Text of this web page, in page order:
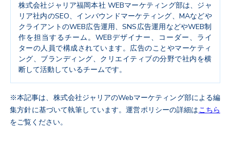
株式会社ジャリア福岡本社 WEBマーケティング部は、ジャ
リア社内のSEO、インバウンドマーケティング、MAなどや
クライアントのWEB広告運用、SNS広告運用などやWEB制
作を担当するチーム。WEBデザイナー、コーダー、ライ
ターの人員で構成されています。広告のことやマーケティ
ング、ブランディング、クリエイティブの分野で社内を横
断して活動しているチームです。
※本記事は、株式会社ジャリアのWebマーケティング部による編
集方針に基づいて執筆しています。運営ポリシーの詳細はこちら
をご覧ください。